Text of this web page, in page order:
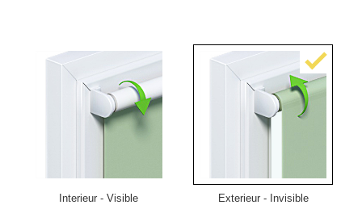
Interieur - Visible Exterieur - Invisible